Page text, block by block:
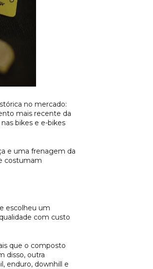
no mercado:
mais recente da
bikes e e-bikes
e uma frenagem da
costumam
escolheu um
com custo
que o composto
disso, outra
enduro, downhill e